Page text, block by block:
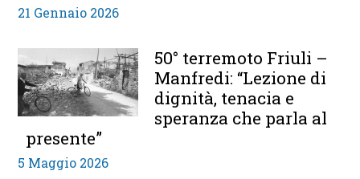
21 Gennaio 2026
50° terremoto Friuli –
Manfredi: “Lezione di
dignità, tenacia e
speranza che parla al
presente”
5 Maggio 2026